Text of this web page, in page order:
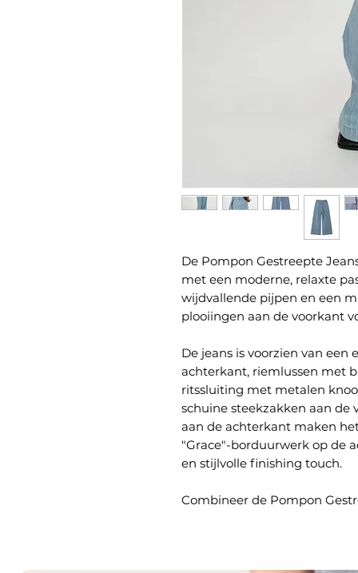
De Pompon Gestreepte
met een moderne, relaxte
wijdvallende pijpen en een
plooiingen aan de voorkant
De jeans is voorzien van een
achterkant, riemlussen met
ritssluiting met metalen
schuine steekzakken aan de
aan de achterkant maken
"Grace"-borduurwerk op de
en stijlvolle finishing touch.
Combineer de Pompon